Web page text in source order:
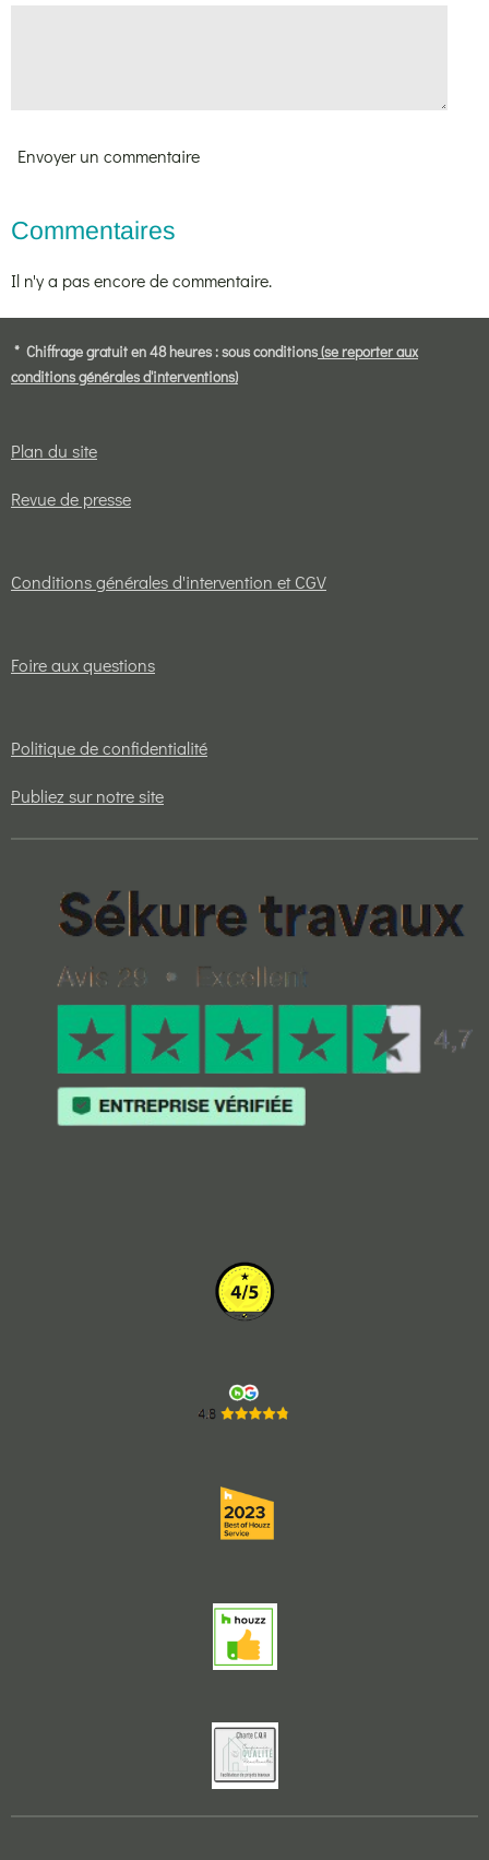
Envoyer un commentaire
Commentaires
Il n'y a pas encore de commentaire.
* Chiffrage gratuit en 48 heures : sous conditions(se reporter aux
conditions générales d'interventions)
Plan du site
Revue de presse
Conditions générales d'intervention et CGV
Foire aux questions
Politique de confidentialité
Publiez sur notre site